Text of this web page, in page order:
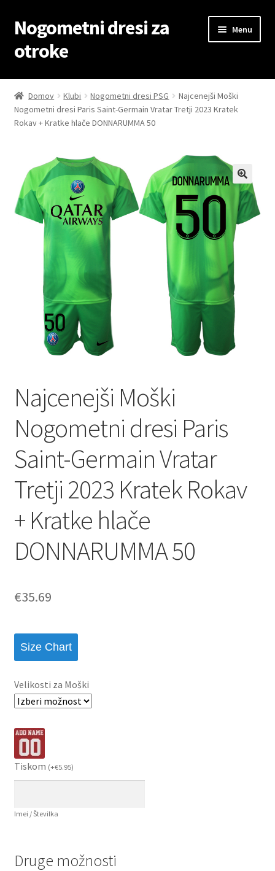
Skip
to
navigation
Skip
to
content
Nogometni dresi za
otroke
Menu
Domov
Blog
Košarica
Moj račun
Trgovina
Zaključek nakupa
Domov Klubi Nogometni dresi PSG
Najcenejši Moški
Nogometni dresi Paris Saint-Germain Vratar Tretji 2023 Kratek
Rokav + Kratke hlače DONNARUMMA 50
Najcenejši Moški
Nogometni dresi Paris
Saint-Germain Vratar
Tretji 2023 Kratek Rokav
+ Kratke hlače
DONNARUMMA 50
€35.69
Size Chart
Velikosti za Moški
Tiskom (+€5.95)
Imei / Številka
Druge možnosti